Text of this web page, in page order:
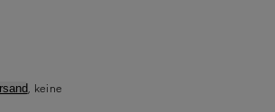
, keine